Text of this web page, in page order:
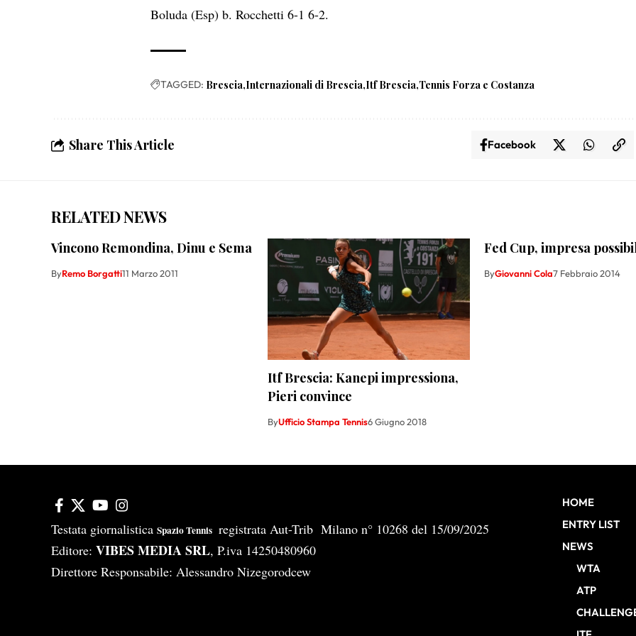
Boluda (Esp) b. Rocchetti 6-1 6-2.
TAGGED: Brescia Internazionali di Brescia Itf Brescia Tennis Forza e Costanza
Share This Article Facebook
RELATED NEWS
Vincono Remondina, Dinu e Sema
ByRemo Borgatti11 Marzo 2011
Itf Brescia: Kanepi impressiona,
Pieri convince
ByUfficio Stampa Tennis6 Giugno 2018
Fed Cup, impresa
ByGiovanni Cola7 Febbraio 2014
Testata giornalistica Spazio Tennis registrata Aut-Trib Milano n° 10268 del 15/09/2025
Editore: VIBES MEDIA SRL, P.iva 14250480960
Direttore Responsabile: Alessandro Nizegorodcew
HOME
ENTRY LIST
NEWS
WTA
ATP